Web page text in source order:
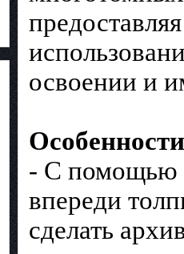
освоении и
- С помощью
впереди
сделать